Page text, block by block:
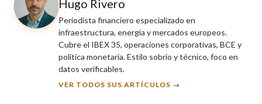
Hugo Rivero
Periodista financiero especializado en
infraestructura, energía y mercados europeos.
Cubre el IBEX 35, operaciones corporativas, BCE y
política monetaria. Estilo sobrio y técnico, foco en
datos verificables.
VER TODOS SUS ARTÍCULOS →